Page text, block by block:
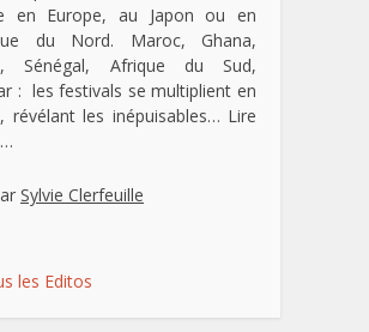
en Europe, au Japon ou en
du Nord. Maroc, Ghana,
Sénégal, Afrique du Sud,
: les festivals se multiplient en
révélant les inépuisables… Lire
Sylvie Clerfeuille
les Editos